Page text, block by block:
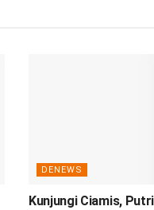
DENEWS
Kunjungi Ciamis, Putri